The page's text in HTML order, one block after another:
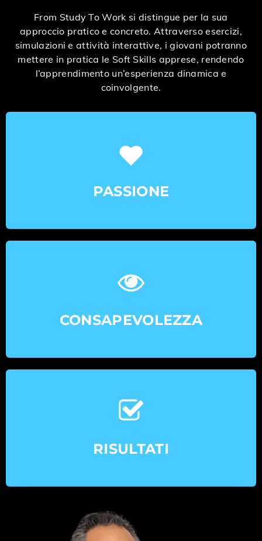
From Study To Work si distingue per la sua
approccio pratico e concreto. Attraverso esercizi,
simulazioni e attività interattive, i giovani potranno
mettere in pratica le Soft Skills apprese, rendendo
l’apprendimento un’esperienza dinamica e
coinvolgente.
PASSIONE
CONSAPEVOLEZZA
RISULTATI